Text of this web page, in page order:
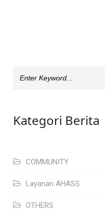
Kategori Berita
COMMUNITY
Layanan AHASS
OTHERS